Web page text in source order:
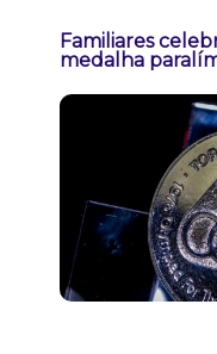
Familiares
medalha